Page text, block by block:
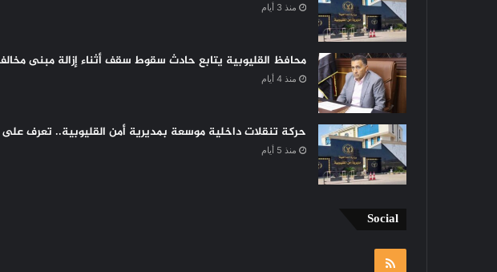
منذ 3 أيام
محافظ القليوبية يتابع حادث سقوط سقف أثناء إزالة مبنى
منذ 4 أيام
حركة تنقلات داخلية موسعة بمديرية أمن القليوبية.. تعرف على
منذ 5 أيام
Social
RSS